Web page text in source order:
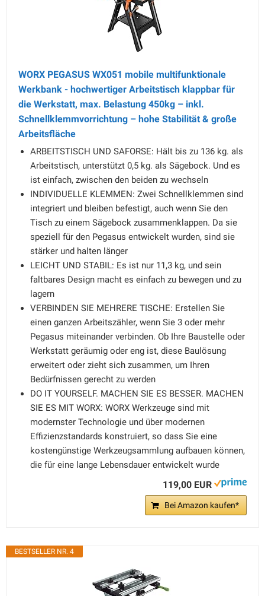
WORX PEGASUS WX051 mobile multifunktionale
Werkbank - hochwertiger Arbeitstisch klappbar für
die Werkstatt, max. Belastung 450kg – inkl.
Schnellklemmvorrichtung – hohe Stabilität & große
Arbeitsfläche
ARBEITSTISCH UND SAFORSE: Hält bis zu 136 kg. als
Arbeitstisch, unterstützt 0,5 kg. als Sägebock. Und es
ist einfach, zwischen den beiden zu wechseln
INDIVIDUELLE KLEMMEN: Zwei Schnellklemmen sind
integriert und bleiben befestigt, auch wenn Sie den
Tisch zu einem Sägebock zusammenklappen. Da sie
speziell für den Pegasus entwickelt wurden, sind sie
stärker und halten länger
LEICHT UND STABIL: Es ist nur 11,3 kg, und sein
faltbares Design macht es einfach zu bewegen und zu
lagern
VERBINDEN SIE MEHRERE TISCHE: Erstellen Sie
einen ganzen Arbeitszähler, wenn Sie 3 oder mehr
Pegasus miteinander verbinden. Ob Ihre Baustelle oder
Werkstatt geräumig oder eng ist, diese Baulösung
erweitert oder zieht sich zusammen, um Ihren
Bedürfnissen gerecht zu werden
DO IT YOURSELF. MACHEN SIE ES BESSER. MACHEN
SIE ES MIT WORX: WORX Werkzeuge sind mit
modernster Technologie und über modernen
Effizienzstandards konstruiert, so dass Sie eine
kostengünstige Werkzeugsammlung aufbauen können,
die für eine lange Lebensdauer entwickelt wurde
119,00 EUR
Bei Amazon kaufen*
BESTSELLER NR. 4